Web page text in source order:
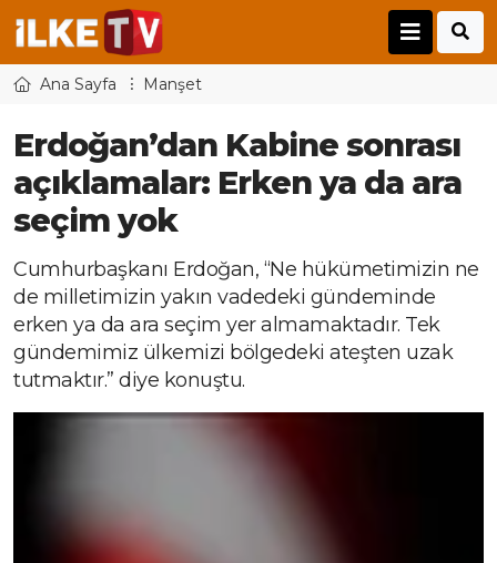
Ana Sayfa Manşet
Erdoğan’dan Kabine sonrası
açıklamalar: Erken ya da ara
seçim yok
Cumhurbaşkanı Erdoğan, “Ne hükümetimizin ne
de milletimizin yakın vadedeki gündeminde
erken ya da ara seçim yer almamaktadır. Tek
gündemimiz ülkemizi bölgedeki ateşten uzak
tutmaktır.” diye konuştu.